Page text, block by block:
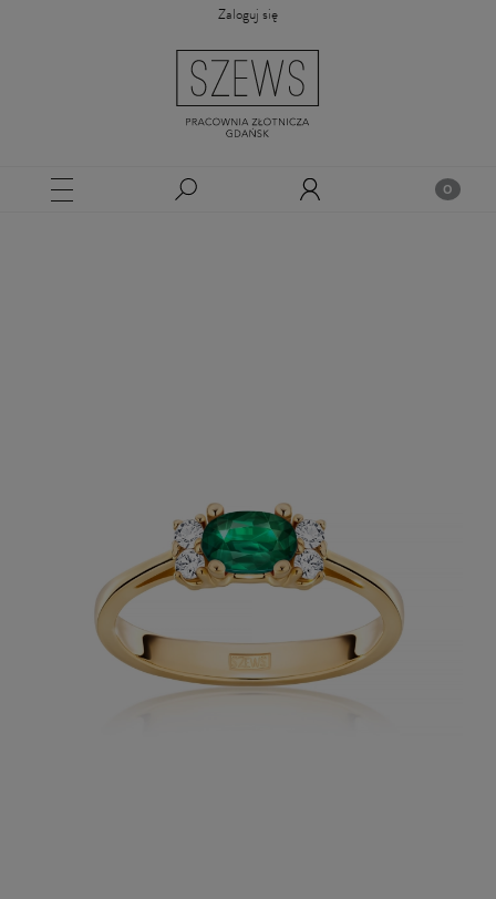
Zaloguj się